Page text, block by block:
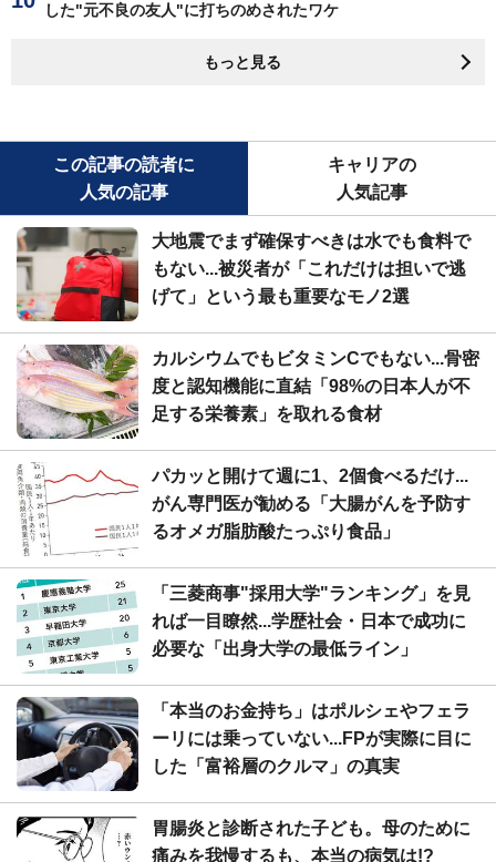
した"元不良の友人"に打ちのめされたワケ
もっと見る
この記事の読者に
人気の記事
キャリアの
人気記事
大地震でまず確保すべきは水でも食料で
もない...被災者が「これだけは担いで逃
げて」という最も重要なモノ2選
カルシウムでもビタミンCでもない...骨密
度と認知機能に直結「98%の日本人が不
足する栄養素」を取れる食材
パカッと開けて週に1、2個食べるだけ...
がん専門医が勧める「大腸がんを予防す
るオメガ脂肪酸たっぷり食品」
「三菱商事"採用大学"ランキング」を見
れば一目瞭然...学歴社会・日本で成功に
必要な「出身大学の最低ライン」
「本当のお金持ち」はポルシェやフェラ
ーリには乗っていない...FPが実際に目に
した「富裕層のクルマ」の真実
胃腸炎と診断された子ども。母のために
痛みを我慢するも、本当の病気は!?